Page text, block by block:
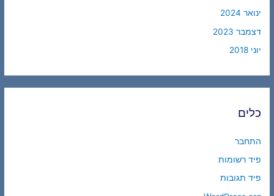
ינואר 2024
דצמבר 2023
יוני 2018
כלים
התחבר
פיד רשומות
פיד תגובות